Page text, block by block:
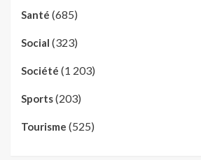
Santé (685)
Social (323)
Société (1 203)
Sports(203)
Tourisme (525)